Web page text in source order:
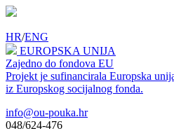
HR/ENG
EUROPSKA UNIJA
Zajedno do fondova EU
Projekt je sufinancirala Europska
iz Europskog socijalnog fonda.
info@ou-pouka.hr
048/624-476